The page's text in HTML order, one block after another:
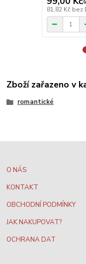
/
81,82 Kč bez
Zboží zařazeno v
romantické
O NÁS
KONTAKT
OBCHODNÍ PODMÍNKY
JAK NAKUPOVAT?
OCHRANA DAT